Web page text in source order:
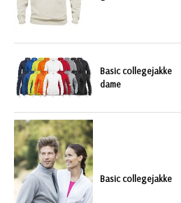
Basic collegejakke
dame
Basic collegejakke